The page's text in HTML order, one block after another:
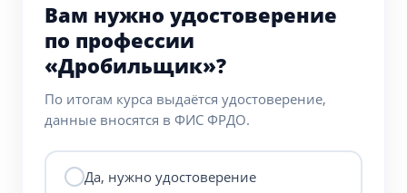
Вам нужно удостоверение
по профессии
«Дробильщик»?
По итогам курса выдаётся удостоверение,
данные вносятся в ФИС ФРДО.
Да, нужно удостоверение